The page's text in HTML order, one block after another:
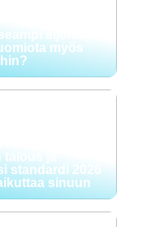
sijoittaja
myös
ja
standardi 2026
sinuun